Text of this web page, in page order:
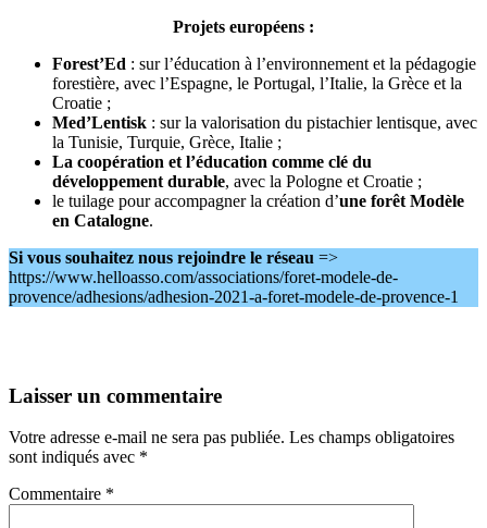
Projets européens :
Forest’Ed : sur l’éducation à l’environnement et la pédagogie
forestière, avec l’Espagne, le Portugal, l’Italie, la Grèce et la
Croatie ;
Med’Lentisk : sur la valorisation du pistachier lentisque, avec
la Tunisie, Turquie, Grèce, Italie ;
La coopération et l’éducation comme clé du
développement durable, avec la Pologne et Croatie ;
le tuilage pour accompagner la création d’une forêt Modèle
en Catalogne.
Si vous souhaitez nous rejoindre le réseau =>
https://www.helloasso.com/associations/foret-modele-de-
provence/adhesions/adhesion-2021-a-foret-modele-de-provence-1
Laisser un commentaire
Votre adresse e-mail ne sera pas publiée. Les champs obligatoires
sont indiqués avec *
Commentaire *